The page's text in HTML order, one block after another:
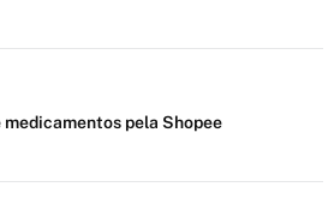
pela Shopee